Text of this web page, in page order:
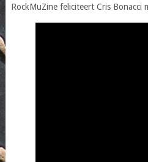
RockMuZine feliciteert Cris Bonacci